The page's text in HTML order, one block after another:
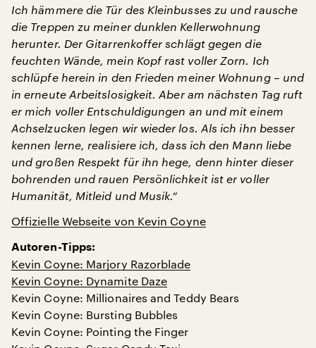
Ich hämmere die Tür des Kleinbusses zu und rausche
die Treppen zu meiner dunklen Kellerwohnung
herunter. Der Gitarrenkoffer schlägt gegen die
feuchten Wände, mein Kopf rast voller Zorn. Ich
schlüpfe herein in den Frieden meiner Wohnung – und
in erneute Arbeitslosigkeit. Aber am nächsten Tag ruft
er mich voller Entschuldigungen an und mit einem
Achselzucken legen wir wieder los. Als ich ihn besser
kennen lerne, realisiere ich, dass ich den Mann liebe
und großen Respekt für ihn hege, denn hinter dieser
bohrenden und rauen Persönlichkeit ist er voller
Humanität, Mitleid und Musik.“
Offizielle Webseite von Kevin Coyne
Autoren-Tipps:
Kevin Coyne: Marjory Razorblade
Kevin Coyne: Dynamite Daze
Kevin Coyne: Millionaires and Teddy Bears
Kevin Coyne: Bursting Bubbles
Kevin Coyne: Pointing the Finger